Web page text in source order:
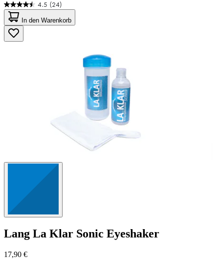
4.5 (24)
4.5
von
5
Sternen.
24
In den Warenkorb
Lang La Klar Sonic Eyeshaker
17,90 €